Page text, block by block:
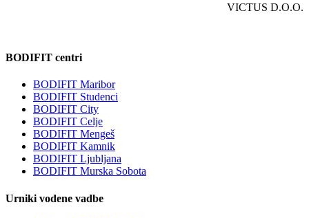
VICTUS D.O.O.
BODIFIT centri
BODIFIT Maribor
BODIFIT Studenci
BODIFIT City
BODIFIT Celje
BODIFIT Mengeš
BODIFIT Kamnik
BODIFIT Ljubljana
BODIFIT Murska Sobota
Urniki vodene vadbe